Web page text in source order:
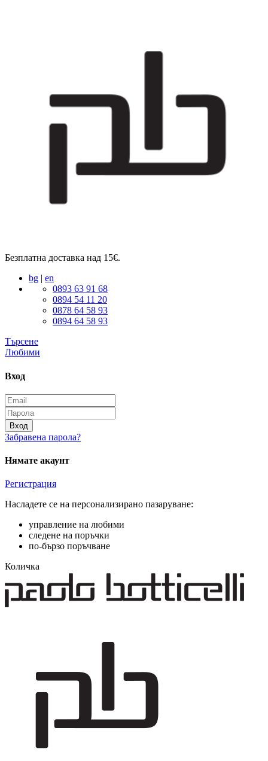
Безплатна доставка над 15€.
bg | en
0893 63 91 68
0894 54 11 20
0878 64 58 93
0894 64 58 93
Търсене
Любими
Вход
Вход
Забравена парола?
Нямате акаунт
Регистрация
Насладете се на персонализирано пазаруване:
управление на любими
следене на поръчки
по-бързо поръчване
Количка